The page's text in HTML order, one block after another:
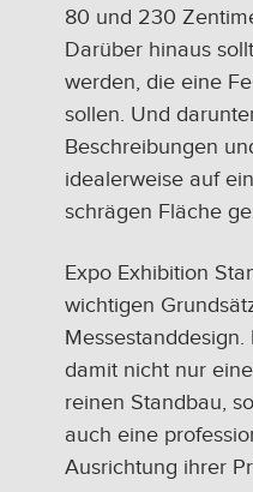
80 und 230
Darüber hinaus
werden, die eine
sollen. Und
Beschreibungen
idealerweise auf
schrägen Fläche
Expo Exhibition
wichtigen
damit nicht nur
reinen Standbau,
auch eine
Ausrichtung ihrer